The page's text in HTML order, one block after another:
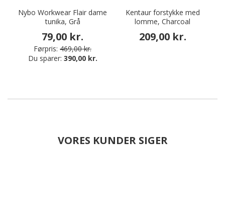
Nybo Workwear Flair dame
tunika, Grå
79,00 kr.
Førpris: 469,00 kr.
Du sparer: 390,00 kr.
Kentaur forstykke med
lomme, Charcoal
209,00 kr.
VORES KUNDER SIGER